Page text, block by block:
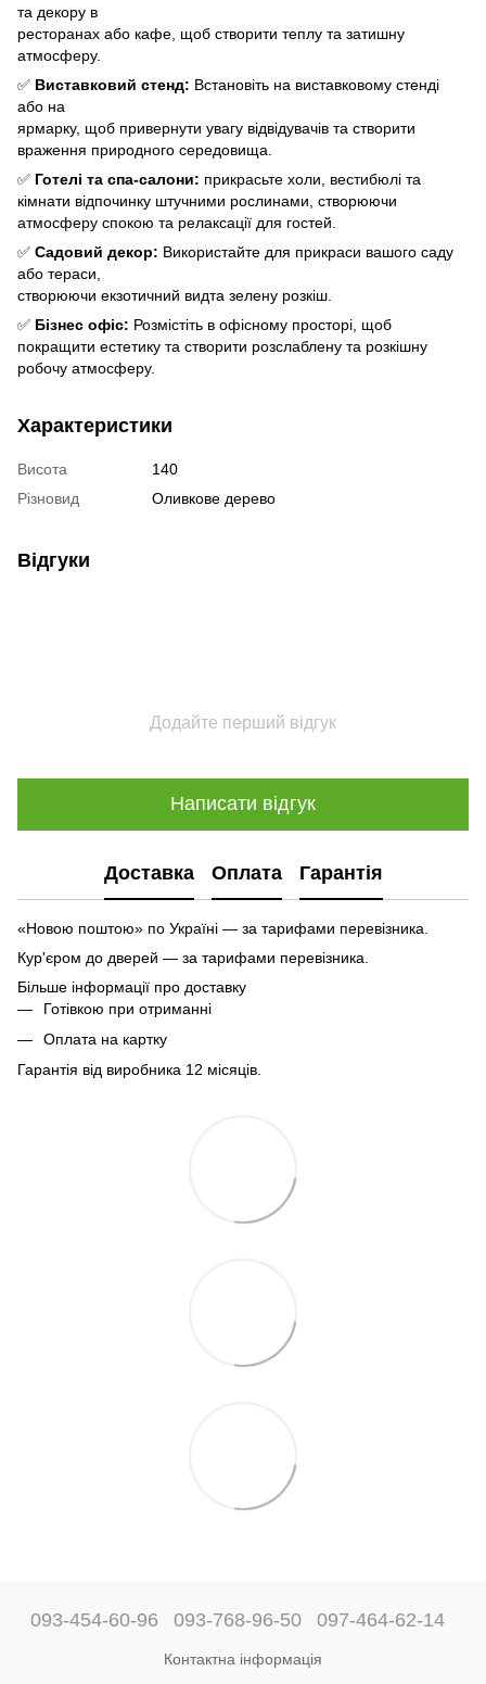
та декору в
ресторанах або кафе, щоб створити теплу та затишну
атмосферу.
✅ Виставковий стенд: Встановіть на виставковому стенді
або на
ярмарку, щоб привернути увагу відвідувачів та створити
враження природного середовища.
✅ Готелі та спа-салони: прикрасьте холи, вестибюлі та
кімнати відпочинку штучними рослинами, створюючи
атмосферу спокою та релаксації для гостей.
✅ Садовий декор: Використайте для прикраси вашого саду
або тераси,
створюючи екзотичний видта зелену розкіш.
✅ Бізнес офіс: Розмістіть в офісному просторі, щоб
покращити естетику та створити розслаблену та розкішну
робочу атмосферу.
Характеристики
Висота
140
Різновид
Оливкове дерево
Відгуки
Додайте перший відгук
Написати відгук
Доставка Оплата Гарантія
«Новою поштою» по Україні — за тарифами перевізника.
Кур'єром до дверей — за тарифами перевізника.
Більше інформації про доставку
Готівкою при отриманні
Оплата на картку
Гарантія від виробника 12 місяців.
093-454-60-96 093-768-96-50 097-464-62-14
Контактна інформація